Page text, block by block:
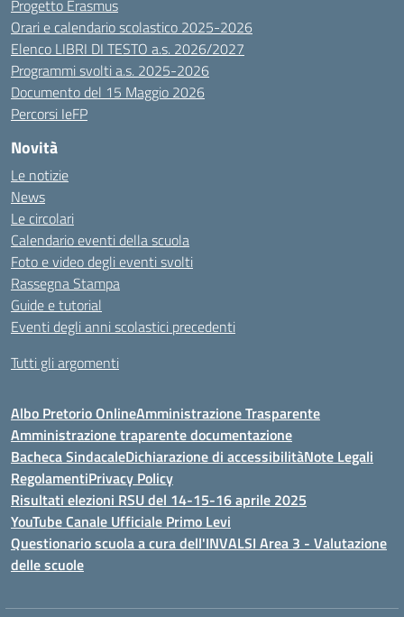
Progetto Erasmus
Orari e calendario scolastico 2025-2026
Elenco LIBRI DI TESTO a.s. 2026/2027
Programmi svolti a.s. 2025-2026
Documento del 15 Maggio 2026
Percorsi IeFP
Novità
Le notizie
News
Le circolari
Calendario eventi della scuola
Foto e video degli eventi svolti
Rassegna Stampa
Guide e tutorial
Eventi degli anni scolastici precedenti
Tutti gli argomenti
Albo Pretorio OnlineAmministrazione Trasparente
Amministrazione traparente documentazione
Bacheca SindacaleDichiarazione di accessibilitàNote Legali
RegolamentiPrivacy Policy
Risultati elezioni RSU del 14-15-16 aprile 2025
YouTube Canale Ufficiale Primo Levi
Questionario scuola a cura dell'INVALSI Area 3 - Valutazione
delle scuole